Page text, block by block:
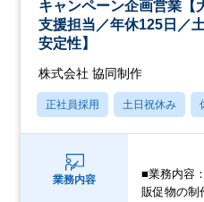
キャンペーン企画営業【
支援担当／年休125日／
安定性】
株式会社 協同制作
正社員採用 土日祝休み
業務内容
■業務内容：
販促物の制